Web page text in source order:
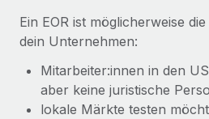
Auch im neuen Jahr wollen wir bei
Mehr erfahren
Ein EOR ist möglicherweise
dein Unternehmen:
Mitarbeiter:innen in den
aber keine juristische
lokale Märkte testen